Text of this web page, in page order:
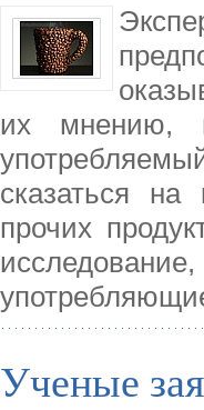
их мнению,
сказаться
прочих
Ученые